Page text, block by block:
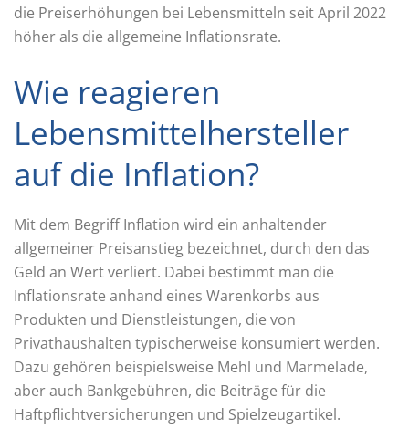
die Preiserhöhungen bei Lebensmitteln seit April 2022
höher als die allgemeine Inflationsrate.
Wie reagieren
Lebensmittelhersteller
auf die Inflation?
Mit dem Begriff Inflation wird ein anhaltender
allgemeiner Preisanstieg bezeichnet, durch den das
Geld an Wert verliert. Dabei bestimmt man die
Inflationsrate anhand eines Warenkorbs aus
Produkten und Dienstleistungen, die von
Privathaushalten typischerweise konsumiert werden.
Dazu gehören beispielsweise Mehl und Marmelade,
aber auch Bankgebühren, die Beiträge für die
Haftpflichtversicherungen und Spielzeugartikel.